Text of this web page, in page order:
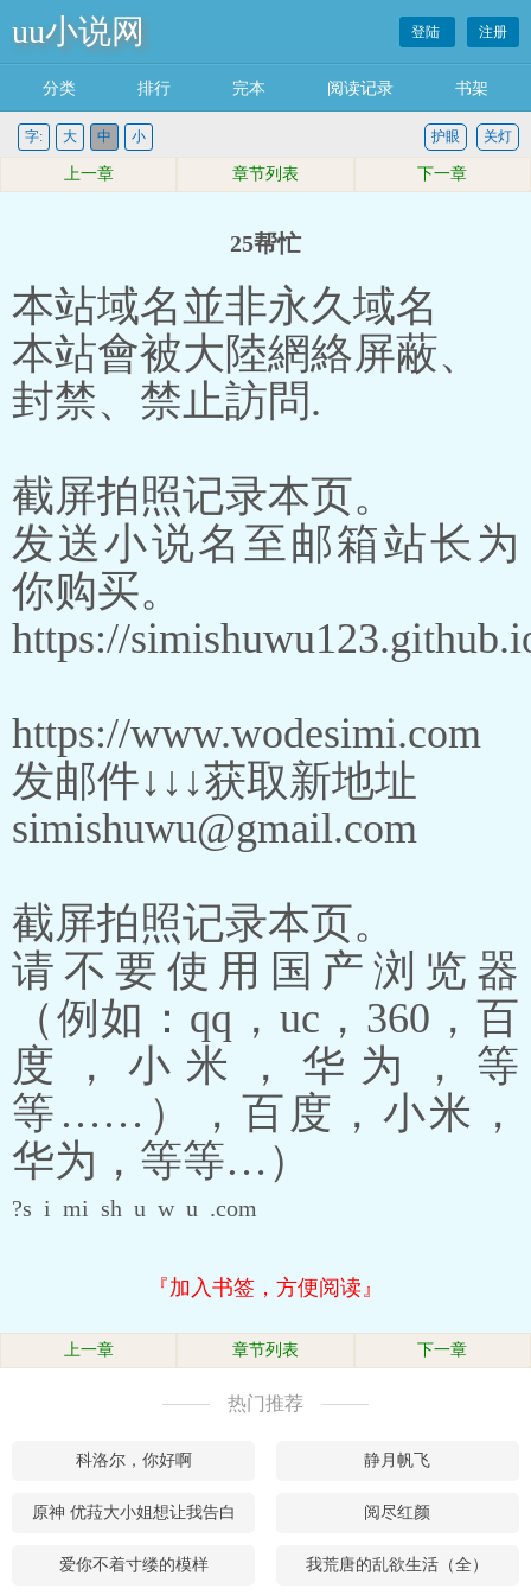
uu小说网 登陆 注册
分类 排行 完本 阅读记录 书架
字: 大 中 小 关灯
护眼
上一章 章节列表 下一章
25帮忙
本站域名並非永久域名
本站會被大陸網絡屏蔽、
封禁、禁止訪問.
截屏拍照记录本页。
发送小说名至邮箱站长为
你购买。
https://
https://www.wodesimi.com
发邮件↓↓↓获取新地址
simishuwu@gmail.com
截屏拍照记录本页。
请不要使用国产浏览器
（例如：qq，uc，360，百
度，小米，华为，等
等……），百度，小米，
华为，等等…）
?s i mi sh u w u .com
『加入书签，方便阅读』
上一章 章节列表 下一章
热门推荐
科洛尔，你好啊 静月帆飞
原神 优菈大小姐想让我告白 阅尽红颜
爱你不着寸缕的模样 我荒唐的乱欲生活（全）